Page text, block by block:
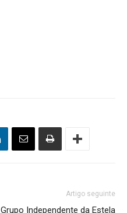
Artigo seguinte
Grupo Independente da Estela